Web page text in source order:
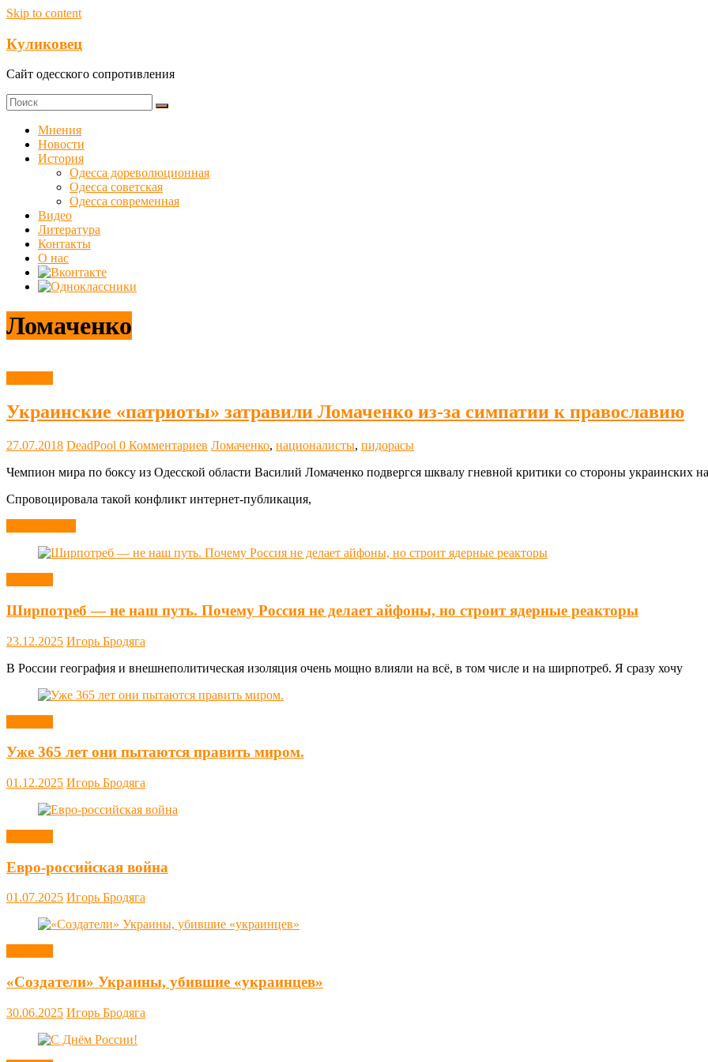
Skip to content
Куликовец
Сайт одесского сопротивления
Мнения
Новости
История
Одесса дореволюционная
Одесса советская
Одесса современная
Видео
Литература
Контакты
О нас
Ломаченко
Украинские «патриоты» затравили Ломаченко из-за симпатии к православию
27.07.2018 DeadPool 0 Комментариев Ломаченко, националисты, пидорасы
Чемпион мира по боксу из Одесской области Василий Ломаченко подвергся шквалу гневной критики со стороны украинских
Спровоцировала такой конфликт интернет-публикация,
Ширпотреб — не наш путь. Почему Россия не делает айфоны, но строит ядерные реакторы
23.12.2025 Игорь Бродяга
В России география и внешнеполитическая изоляция очень мощно влияли на всё, в том числе и на ширпотреб. Я сразу хочу
Уже 365 лет они пытаются править миром.
01.12.2025 Игорь Бродяга
Евро-российская война
01.07.2025 Игорь Бродяга
«Создатели» Украины, убившие «украинцев»
30.06.2025 Игорь Бродяга